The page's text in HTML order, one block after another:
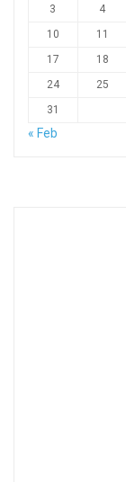
3 4
10
11
17
18
24
25
31
« Feb